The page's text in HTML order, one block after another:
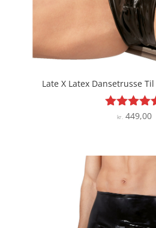
Late X Latex Dansetrusse
Vurderet
kr. 449,00